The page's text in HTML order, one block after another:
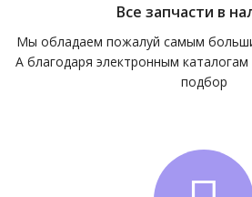
Все запчасти в
Мы обладаем пожалуй самым
А благодаря электронным
подбор